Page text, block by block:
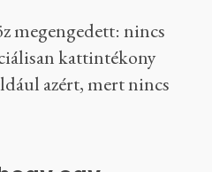
megengedett: nincs
kattintékony
azért, mert nincs